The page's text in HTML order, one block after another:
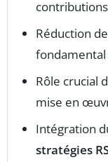
Réduction
fondamental
Rôle crucial
mise en
Intégration
stratégies